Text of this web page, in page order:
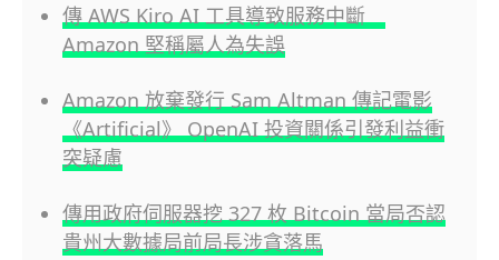
傳 AWS Kiro AI 工具導致服務中斷
Amazon 堅稱屬人為失誤
Amazon 放棄發行 Sam Altman 傳記電影
《Artificial》 OpenAI 投資關係引發利益衝
突疑慮
傳用政府伺服器挖 327 枚 Bitcoin 當局否認
貴州大數據局前局長涉貪落馬